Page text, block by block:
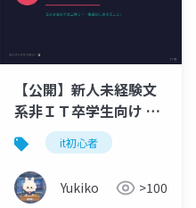
【公開】新人未経験文
系非ＩＴ卒学生向け 超
初心者向け テストエビ
デンスのまとめ方（※
趣味枠）
it初心者
Yukiko >100